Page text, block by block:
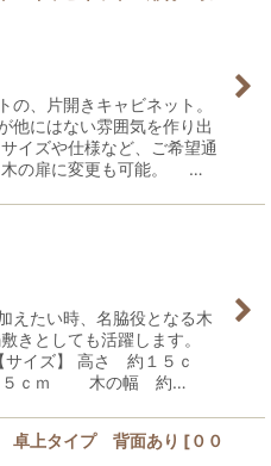
の、片開きキャビネット。
他にはない雰囲気を作り出
イズや仕様など、ご希望通
木の扉に変更も可能。 …
えたい時、名脇役となる木
きとしても活躍します。
サイズ】 高さ 約１５ｃ
ｃｍ 木の幅 約…
卓上タイプ 背面あり [００